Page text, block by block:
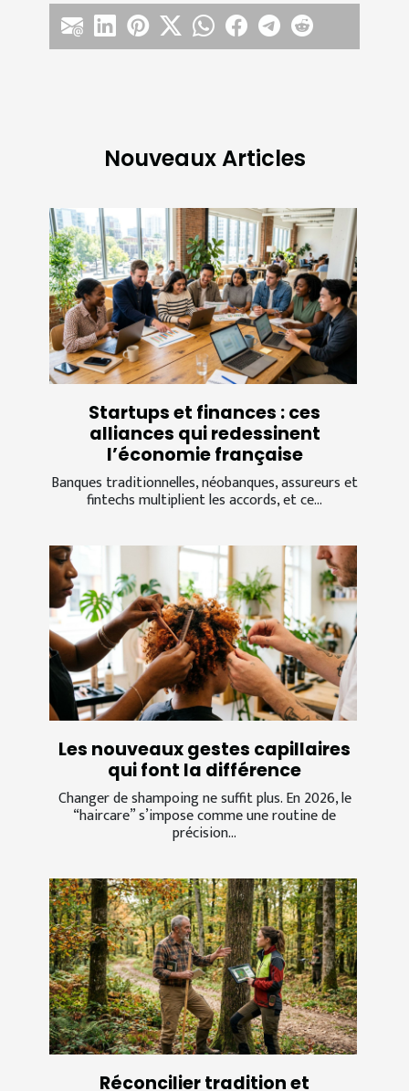
Nouveaux Articles
Startups et finances : ces
alliances qui redessinent
l’économie française
Banques traditionnelles, néobanques, assureurs et
fintechs multiplient les accords, et ce...
Les nouveaux gestes capillaires
qui font la différence
Changer de shampoing ne suffit plus. En 2026, le
“haircare” s’impose comme une routine de
précision...
Réconcilier tradition et